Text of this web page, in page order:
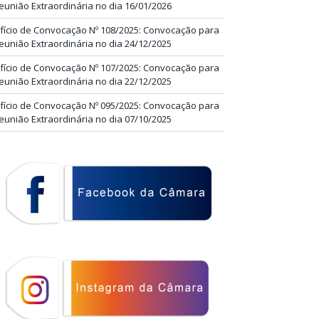
Extraordinária no dia 16/01/2026
de Convocação Nº 108/2025: Convocação para
Extraordinária no dia 24/12/2025
de Convocação Nº 107/2025: Convocação para
Extraordinária no dia 22/12/2025
de Convocação Nº 095/2025: Convocação para
Extraordinária no dia 07/10/2025